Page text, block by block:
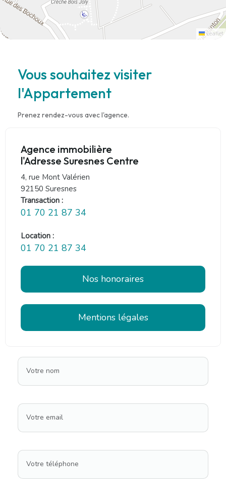
Leaflet
Vous souhaitez visiter
l'Appartement
Prenez rendez-vous avec l'agence.
Agence immobilière
l'Adresse Suresnes Centre
4, rue Mont Valérien
92150 Suresnes
Transaction :
01 70 21 87 34
Location :
01 70 21 87 34
Nos honoraires
Mentions légales
Votre nom
Votre email
Votre téléphone